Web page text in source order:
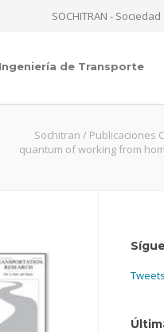
SOCHITRAN -
de Transporte
Sochitran / Publicaciones
quantum of working from